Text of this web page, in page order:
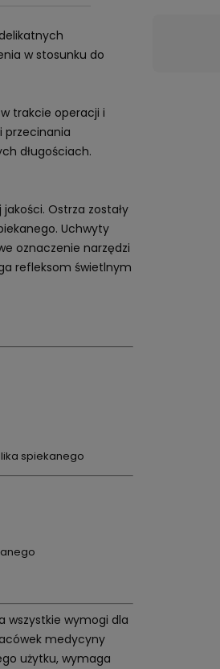
w stosunku do
trakcie operacji i
przecinania
długościach.
Ostrza zostały
Uchwyty
oznaczenie narzędzi
refleksom świetlnym
spiekanego
wszystkie wymogi dla
medycyny
użytku, wymaga